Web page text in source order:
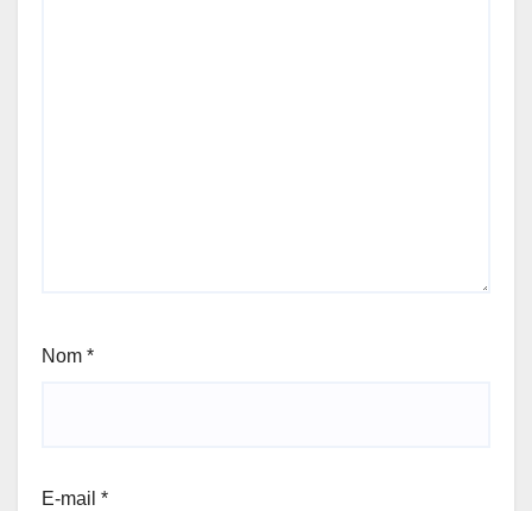
Nom *
E-mail *